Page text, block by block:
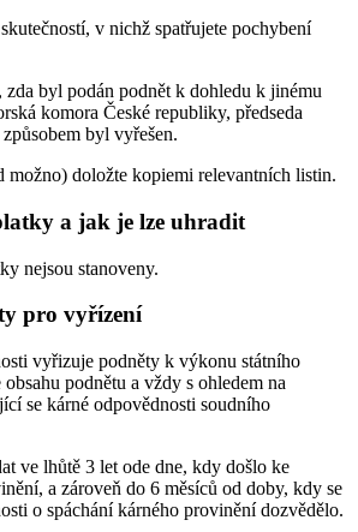
v nichž spatřujete pochybení
byl podán podnět k dohledu k jinému
komora České republiky, předseda
byl vyřešen.
možno) doložte kopiemi relevantních listin.
a jak je lze uhradit
nejsou stanoveny.
pro vyřízení
vyřizuje podněty k výkonu státního
podnětu a vždy s ohledem na
se kárné odpovědnosti soudního
ve lhůtě 3 let ode dne, kdy došlo ke
a zároveň do 6 měsíců od doby, kdy se
o spáchání kárného provinění dozvědělo.